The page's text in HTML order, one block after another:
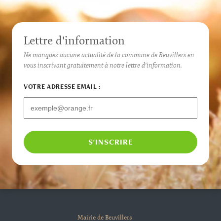
Lettre d'information
Ne manquez aucune actualité de la commune de Beuvillers en
vous inscrivant gratuitement à notre lettre d'information.
VOTRE ADRESSE EMAIL :
Mairie de Beuvillers